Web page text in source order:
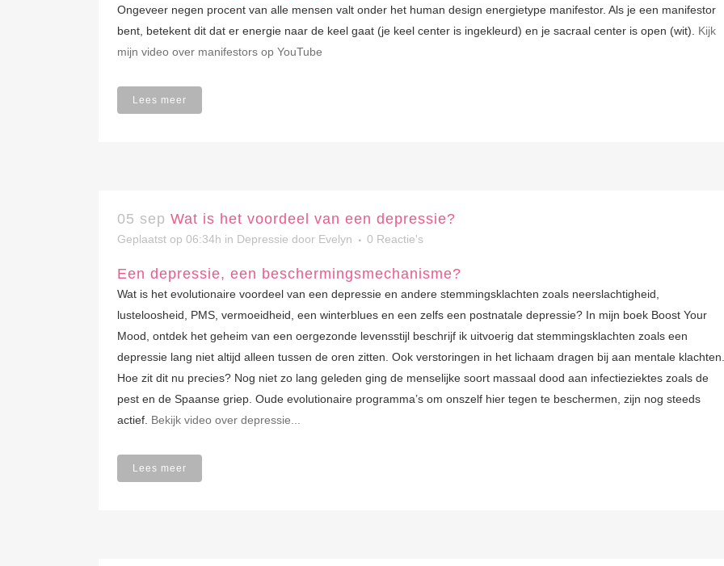
Ongeveer negen procent van alle mensen valt onder het human design energietype manifestor. Als je een manifestor
bent, betekent dit dat er energie naar de keel gaat (je keel center is ingekleurd) en je sacraal center is open (wit). Kijk
mijn video over manifestors op YouTube
Lees meer
05 sep Wat is het voordeel van een depressie?
Geplaatst op 06:34h in Depressie door Evelyn 0 Reactie's
Een depressie, een beschermingsmechanisme?
Wat is het evolutionaire voordeel van een depressie en andere stemmingsklachten zoals neerslachtigheid,
lusteloosheid, PMS, vermoeidheid, een winterblues en een zelfs een postnatale depressie? In mijn boek Boost Your
Mood, ontdek het geheim van een oergezonde levensstijl beschrijf ik uitvoerig dat stemmingsklachten zoals een
depressie lang niet altijd alleen tussen de oren zitten. Ook verstoringen in het lichaam dragen bij aan mentale klachten.
Hoe zit dit nu precies? Nog niet zo lang geleden ging de menselijke soort massaal dood aan infectieziektes zoals de
pest en de Spaanse griep. Oude evolutionaire programma’s om onszelf hier tegen te beschermen, zijn nog steeds
actief. Bekijk video over depressie...
Lees meer